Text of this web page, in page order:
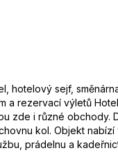
sejf,
a rezervací výletů
zde i různé obchody.
kol. Objekt
prádelnu a